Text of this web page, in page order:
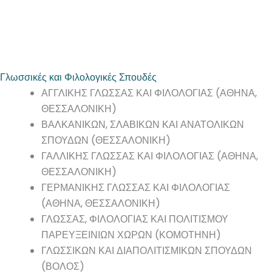
Γλωσσικές και Φιλολογικές Σπουδές
ΑΓΓΛΙΚΗΣ ΓΛΩΣΣΑΣ ΚΑΙ ΦΙΛΟΛΟΓΙΑΣ (ΑΘΗΝΑ,
ΘΕΣΣΑΛΟΝΙΚΗ)
ΒΑΛΚΑΝΙΚΩΝ, ΣΛΑΒΙΚΩΝ ΚΑΙ ΑΝΑΤΟΛΙΚΩΝ
ΣΠΟΥΔΩΝ (ΘΕΣΣΑΛΟΝΙΚΗ)
ΓΑΛΛΙΚΗΣ ΓΛΩΣΣΑΣ ΚΑΙ ΦΙΛΟΛΟΓΙΑΣ (ΑΘΗΝΑ,
ΘΕΣΣΑΛΟΝΙΚΗ)
ΓΕΡΜΑΝΙΚΗΣ ΓΛΩΣΣΑΣ ΚΑΙ ΦΙΛΟΛΟΓΙΑΣ
(ΑΘΗΝΑ, ΘΕΣΣΑΛΟΝΙΚΗ)
ΓΛΩΣΣΑΣ, ΦΙΛΟΛΟΓΙΑΣ ΚΑΙ ΠΟΛΙΤΙΣΜΟΥ
ΠΑΡΕΥΞΕΙΝΙΩΝ ΧΩΡΩΝ (ΚΟΜΟΤΗΝΗ)
ΓΛΩΣΣΙΚΩΝ ΚΑΙ ΔΙΑΠΟΛΙΤΙΣΜΙΚΩΝ ΣΠΟΥΔΩΝ
(ΒΟΛΟΣ)